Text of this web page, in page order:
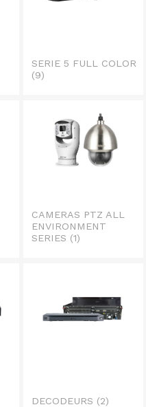
SERIE 5 FULL COLOR
(9)
CAMERAS PTZ ALL
ENVIRONMENT
SERIES (1)
DECODEURS (2)